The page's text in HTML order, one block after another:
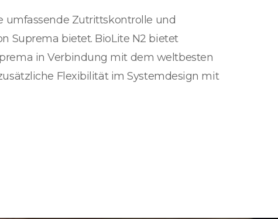
umfassende Zutrittskontrolle und
Suprema bietet. BioLite N2 bietet
in Verbindung mit dem weltbesten
Flexibilität im Systemdesign mit